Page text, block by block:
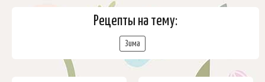
Рецепты на тему:
Зима